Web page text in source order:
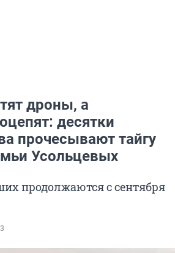
дроны, а
десятки
прочесывают тайгу
Усольцевых
продолжаются с сентября